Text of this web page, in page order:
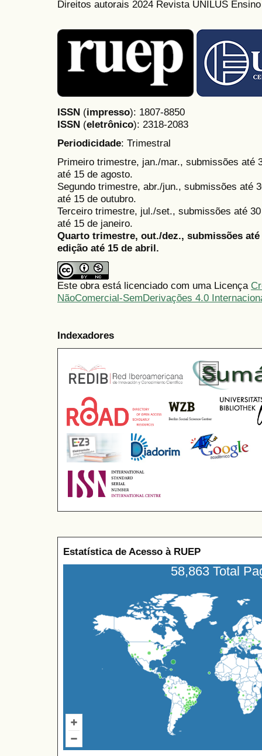
Direitos autorais 2024 Revista UNILUS
ISSN (impresso): 1807-8850
ISSN (eletrônico): 2318-2083
Periodicidade: Trimestral
Primeiro trimestre, jan./mar., submissões até
até 15 de agosto.
Segundo trimestre, abr./jun., submissões até
até 15 de outubro.
Terceiro trimestre, jul./set., submissões até
até 15 de janeiro.
Quarto trimestre, out./dez., submissões
edição até 15 de abril.
Este obra está licenciado com uma Licença
NãoComercial-SemDerivações 4.0
Indexadores
Estatística de Acesso à RUEP
58,863 Total